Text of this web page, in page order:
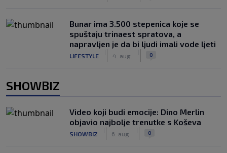
Bunar imа 3.500 stepenica koje se
spuštaju trinaest spratova, a
napravljen je da bi ljudi imali vode ljeti
LIFESTYLE 4. aug. 0
SHOWBIZ
Video koji budi emocije: Dino Merlin
objavio najbolje trenutke s Koševa
SHOWBIZ 6. aug. 0